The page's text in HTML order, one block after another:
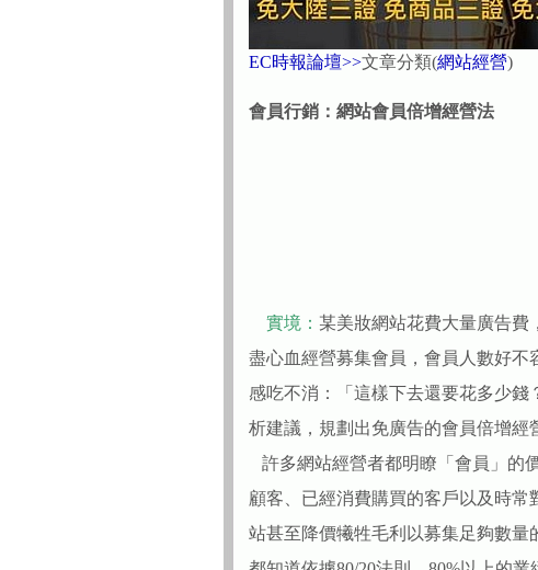
EC時報論壇>>文章分類(網站經營)
會員行銷：網站會員倍增經營法
實境： 某美妝網站花費大量廣告費
盡心血經營募集會員，會員人數好
感吃不消：「這樣下去還要花多少
析建議，規劃出免廣告的會員倍增經
許多網站經營者都明瞭「會員」的
顧客、已經消費購買的客戶以及時
站甚至降價犧牲毛利以募集足夠數